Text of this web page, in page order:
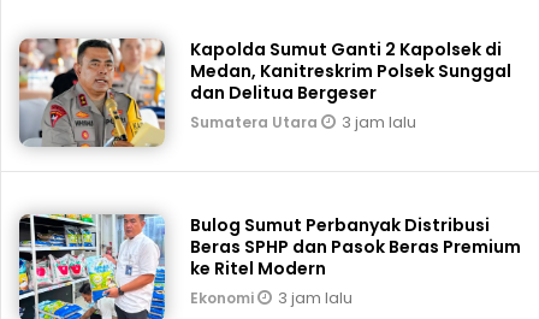
Kapolda Sumut Ganti 2 Kapolsek di
Medan, Kanitreskrim Polsek Sunggal
dan Delitua Bergeser
Sumatera Utara 3 jam lalu
Bulog Sumut Perbanyak Distribusi
Beras SPHP dan Pasok Beras Premium
ke Ritel Modern
Ekonomi 3 jam lalu